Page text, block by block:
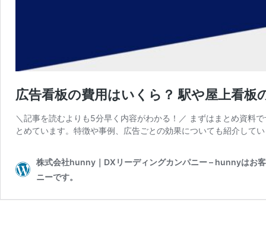
広告看板の費用はいくら？ 駅や屋上看板
＼記事を読むよりも5分早く内容がわかる！／ まずはまとめ資料
とめています。特徴や事例、広告ごとの効果についても紹介して
株式会社hunny｜DXリーディングカンパニー – hunnyはお
ニーです。